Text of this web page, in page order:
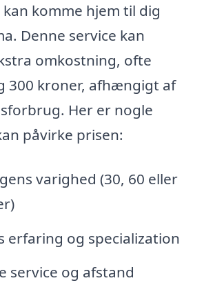
komme hjem til dig
Denne service kan
omkostning, ofte
300 kroner, afhængigt af
Her er nogle
påvirke prisen:
varighed (30, 60 eller
erfaring og specialization
service og afstand